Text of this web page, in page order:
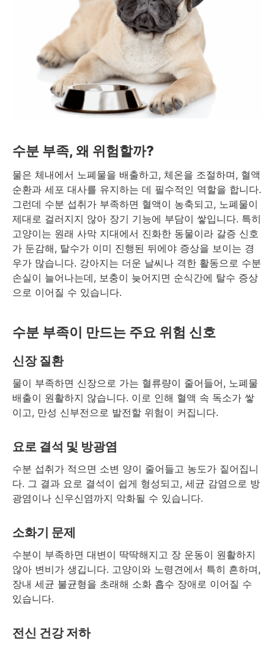
수분 부족, 왜 위험할까?
물은 체내에서 노폐물을 배출하고, 체온을 조절하며, 혈액
순환과 세포 대사를 유지하는 데 필수적인 역할을 합니다.
그런데 수분 섭취가 부족하면 혈액이 농축되고, 노폐물이
제대로 걸러지지 않아 장기 기능에 부담이 쌓입니다. 특히
고양이는 원래 사막 지대에서 진화한 동물이라 갈증 신호
가 둔감해, 탈수가 이미 진행된 뒤에야 증상을 보이는 경
우가 많습니다. 강아지는 더운 날씨나 격한 활동으로 수분
손실이 늘어나는데, 보충이 늦어지면 순식간에 탈수 증상
으로 이어질 수 있습니다.
수분 부족이 만드는 주요 위험 신호
신장 질환
물이 부족하면 신장으로 가는 혈류량이 줄어들어, 노폐물
배출이 원활하지 않습니다. 이로 인해 혈액 속 독소가 쌓
이고, 만성 신부전으로 발전할 위험이 커집니다.
요로 결석 및 방광염
수분 섭취가 적으면 소변 양이 줄어들고 농도가 짙어집니
다. 그 결과 요로 결석이 쉽게 형성되고, 세균 감염으로 방
광염이나 신우신염까지 악화될 수 있습니다.
소화기 문제
수분이 부족하면 대변이 딱딱해지고 장 운동이 원활하지
않아 변비가 생깁니다. 고양이와 노령견에서 특히 흔하며,
장내 세균 불균형을 초래해 소화 흡수 장애로 이어질 수
있습니다.
전신 건강 저하